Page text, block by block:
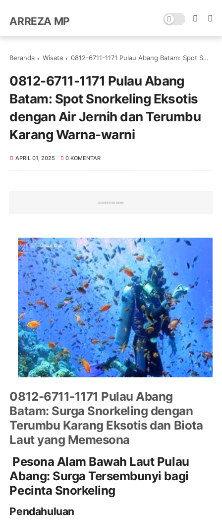
ARREZA MP
Beranda Wisata 0812-6711-1171 Pulau Abang Batam: Spot Snorkeling Eksotis dengan Air Jernih dan Terumbu Karang Warna-warni
0812-6711-1171 Pulau Abang
Batam: Spot Snorkeling Eksotis
dengan Air Jernih dan Terumbu
Karang Warna-warni
APRIL 01, 2025 0 KOMENTAR
0812-6711-1171 Pulau Abang
Batam: Surga Snorkeling dengan
Terumbu Karang Eksotis dan Biota
Laut yang Memesona
Pesona Alam Bawah Laut Pulau
Abang: Surga Tersembunyi bagi
Pecinta Snorkeling
Pendahuluan